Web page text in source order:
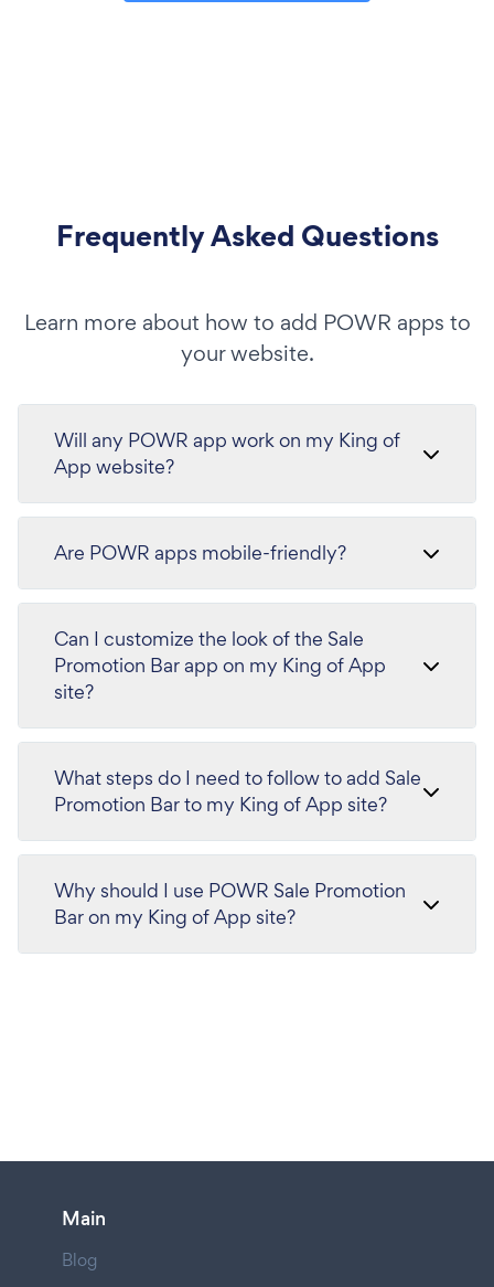
Frequently Asked Questions
Learn more about how to add POWR apps to
your website.
Will any POWR app work on my King of
App website?
Are POWR apps mobile-friendly?
Can I customize the look of the Sale
Promotion Bar app on my King of App
site?
What steps do I need to follow to add Sale
Promotion Bar to my King of App site?
Why should I use POWR Sale Promotion
Bar on my King of App site?
Main
Blog